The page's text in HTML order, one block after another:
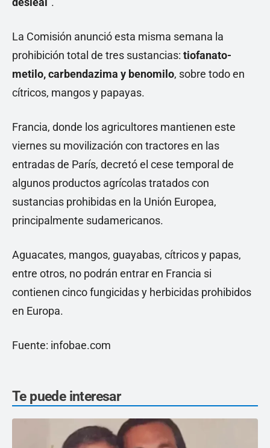
La Comisión anunció esta misma semana la
prohibición total de tres sustancias: tiofanato-
metilo, carbendazima y benomilo, sobre todo en
cítricos, mangos y papayas.
Francia, donde los agricultores mantienen este
viernes su movilización con tractores en las
entradas de París, decretó el cese temporal de
algunos productos agrícolas tratados con
sustancias prohibidas en la Unión Europea,
principalmente sudamericanos.
Aguacates, mangos, guayabas, cítricos y papas,
entre otros, no podrán entrar en Francia si
contienen cinco fungicidas y herbicidas prohibidos
en Europa.
Fuente: infobae.com
Te puede interesar